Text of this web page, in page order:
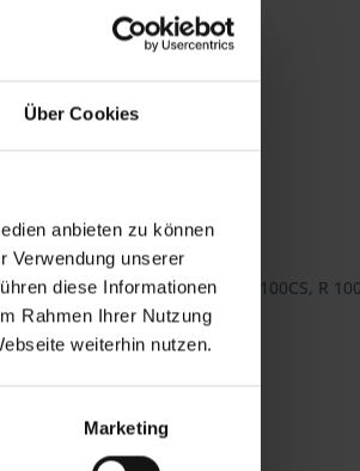
Über Cookies
anbieten zu können
Verwendung unserer
diese Informationen
Rahmen Ihrer Nutzung
weiterhin nutzen.
Marketing
Detail.
werden!
7, R 100, R 100T, R 100S, R 100CS, R